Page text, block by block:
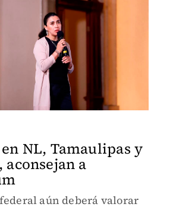
NL, Tamaulipas y
aconsejan a
aún deberá valorar